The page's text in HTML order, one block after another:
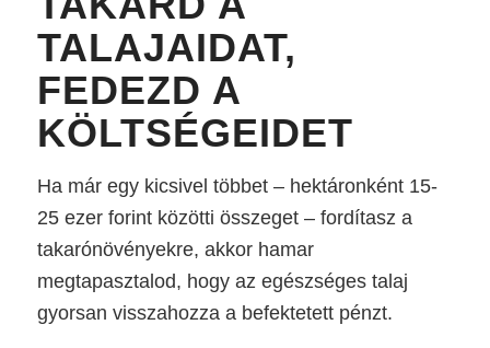
TALAJAIDAT,
FEDEZD A
KÖLTSÉGEIDET
Ha már egy kicsivel többet – hektáronként 15-
25 ezer forint közötti összeget – fordítasz a
takarónövényekre, akkor hamar
megtapasztalod, hogy az egészséges talaj
gyorsan visszahozza a befektetett pénzt.